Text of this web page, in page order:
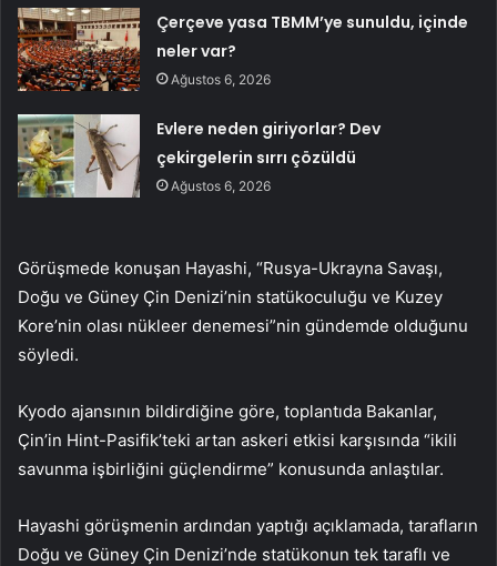
Çerçeve yasa TBMM’ye sunuldu, içinde
neler var?
Ağustos 6, 2026
Evlere neden giriyorlar? Dev
çekirgelerin sırrı çözüldü
Ağustos 6, 2026
Görüşmede konuşan Hayashi, “Rusya-Ukrayna Savaşı,
Doğu ve Güney Çin Denizi’nin statükoculuğu ve Kuzey
Kore’nin olası nükleer denemesi”nin gündemde olduğunu
söyledi.
Kyodo ajansının bildirdiğine göre, toplantıda Bakanlar,
Çin’in Hint-Pasifik’teki artan askeri etkisi karşısında “ikili
savunma işbirliğini güçlendirme” konusunda anlaştılar.
Hayashi görüşmenin ardından yaptığı açıklamada, tarafların
Doğu ve Güney Çin Denizi’nde statükonun tek taraflı ve